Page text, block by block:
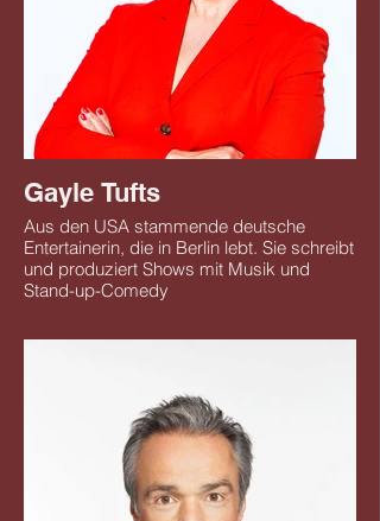
Gayle Tufts
Aus den USA stammende deutsche
Entertainerin, die in Berlin lebt. Sie schreibt
und produziert Shows mit Musik und
Stand-up-Comedy